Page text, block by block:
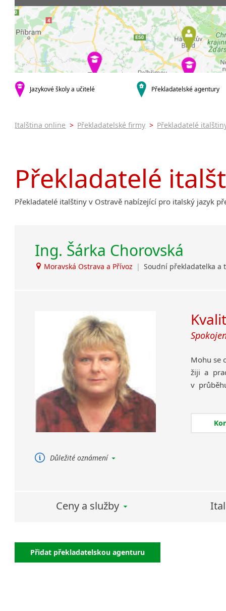
Praha 4
Praha 5
Praha 8
krajská města
Brno
Hradec Králové
Jihlava
Citonice
Dačice
Roudnice nad Labem
Jazykové školy a učitelé Překladatelské agentury
Italština online > Překladatelské firmy > Překladatelé
Překladatelé
Překladatelé italštiny v Ostravě nabízející pro italský jazyk
Ing. Šárka Chorovská
Moravská Ostrava a Přívoz | Soudní překladatelka a
Důležité oznámení
Mohu se
žiji a
v
překlady
Ceny a služby
Přidat překladatelskou agenturu